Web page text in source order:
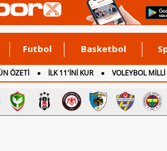
Futbol Basketbol
ÖZETİ İLK 11'İNİ KUR VOLEYBOL
ANLATIM
İNGİLTERE